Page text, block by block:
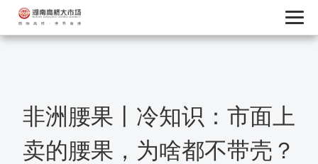
非洲腰果丨冷知识：市面上
卖的腰果，为啥都不带壳？